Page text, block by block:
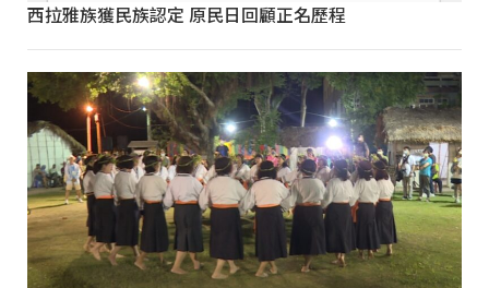
西拉雅族獲民族認定 原民日回顧正名歷程